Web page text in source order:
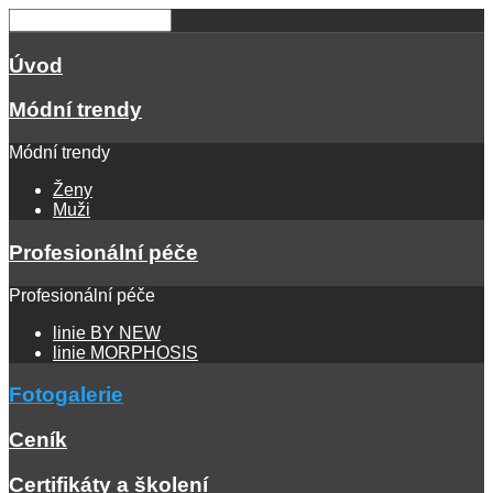
Úvod
Módní trendy
Módní trendy
Ženy
Muži
Profesionální péče
Profesionální péče
linie BY NEW
linie MORPHOSIS
Fotogalerie
Ceník
Certifikáty a školení